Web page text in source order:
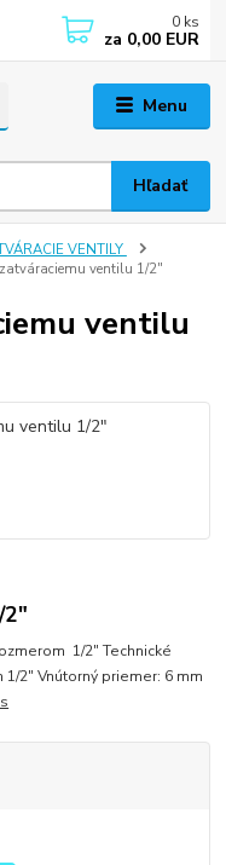
Menu
Hľadať
0 ks
za 0,00 EUR
VENTILY
ventilu 1/2"
ventilu
2"
1/2" Technické
2" Vnútorný priemer: 6 mm